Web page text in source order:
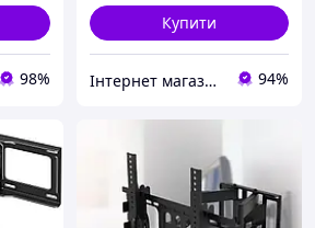
98%
Купити
Інтернет магазин Slando 94%